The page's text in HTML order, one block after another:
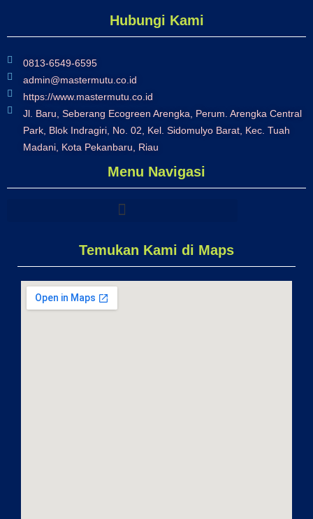
Hubungi Kami
0813-6549-6595
admin@mastermutu.co.id
https://www.mastermutu.co.id
Jl. Baru, Seberang Ecogreen Arengka, Perum. Arengka Central
Park, Blok Indragiri, No. 02, Kel. Sidomulyo Barat, Kec. Tuah
Madani, Kota Pekanbaru, Riau
Menu Navigasi
Temukan Kami di Maps